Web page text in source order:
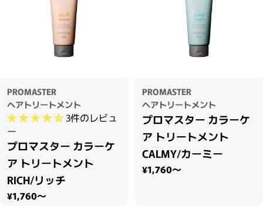
PROMASTER
ヘアトリートメント
3件のレビュ
ー
プロマスター カラーケ
ア トリートメント
RICH/リッチ
通常価格
¥1,760～
PROMASTER
ヘアトリートメント
プロマスター カラーケ
ア トリートメント
CALMY/カーミー
通常価格
¥1,760～